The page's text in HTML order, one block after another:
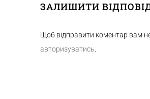
ЗАЛИШИТИ
Щоб відправити коментар вам
авторизуватись